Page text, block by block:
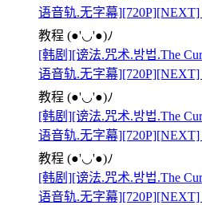
语音轨.无字幕
教程 (●'◡'●)ﾉ
[韩剧][谤法.咒术.방법.The
语音轨.无字幕
教程 (●'◡'●)ﾉ
[韩剧][谤法.咒术.방법.The
语音轨.无字幕
教程 (●'◡'●)ﾉ
[韩剧][谤法.咒术.방법.The
语音轨.无字幕